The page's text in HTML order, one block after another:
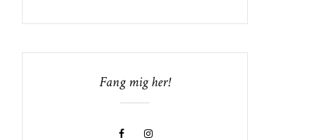
Fang mig her!